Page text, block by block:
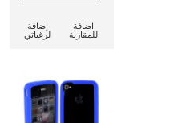
إضافة
لرغباتي
اضافة
للمقارنة